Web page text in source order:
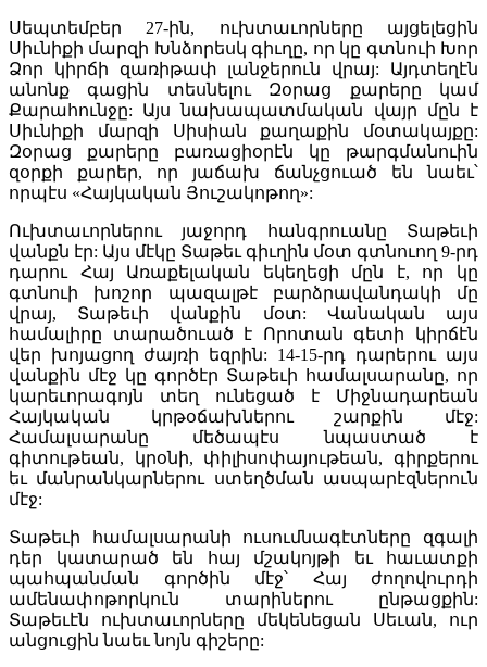
Սեպտեմբեր 27-ին, ուխտաւորները այցելեցին
Սիւնիքի մարզի Խնձորեսկ գիւղը, որ կը գտնուի Խոր
Ձոր կիրճի զառիթափ լանջերուն վրայ: Այդտեղէն
անոնք գացին տեսնելու Զօրաց քարերը կամ
Քարահունջը: Այս նախապատմական վայր մըն է
Սիւնիքի մարզի Սիսիան քաղաքին մօտակայքը:
Զօրաց քարերը բառացիօրէն կը թարգմանուին
զօրքի քարեր, որ յաճախ ճանչցուած են նաեւ՝
որպէս «Հայկական Յուշակոթող»:
Ուխտաւորներու յաջորդ հանգրուանը Տաթեւի
վանքն էր: Այս մէկը Տաթեւ գիւղին մօտ գտնուող 9-րդ
դարու Հայ Առաքելական եկեղեցի մըն է, որ կը
գտնուի խոշոր պազալթէ բարձրավանդակի մը
վրայ, Տաթեւի վանքին մօտ: Վանական այս
համալիրը տարածուած է Որոտան գետի կիրճէն
վեր խոյացող ժայռի եզրին: 14-15-րդ դարերու այս
վանքին մէջ կը գործէր Տաթեւի համալսարանը, որ
կարեւորագոյն տեղ ունեցած է Միջնադարեան
Հայկական կրթօճախներու շարքին մէջ:
Համալսարանը մեծապէս նպաստած է
գիտութեան, կրօնի, փիլիսոփայութեան, գիրքերու
եւ մանրանկարներու ստեղծման ասպարէզներուն
մէջ:
Տաթեւի համալսարանի ուսումնագէտները զգալի
դեր կատարած են հայ մշակոյթի եւ հաւատքի
պահպանման գործին մէջ՝ Հայ ժողովուրդի
ամենափոթորկուն տարիներու ընթացքին:
Տաթեւէն ուխտաւորները մեկենեցան Սեւան, ուր
անցուցին նաեւ նոյն գիշերը: